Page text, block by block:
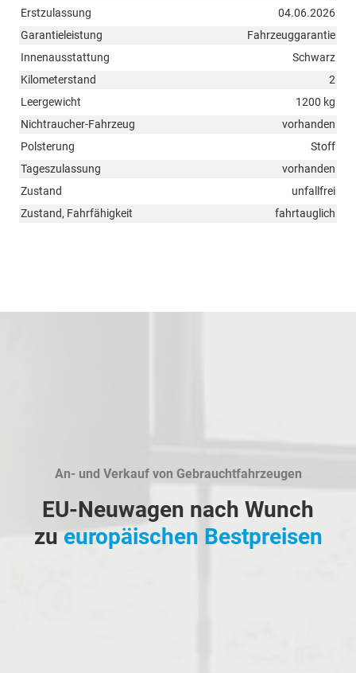
Erstzulassung
04.06.2026
Garantieleistung
Fahrzeuggarantie
Innenausstattung
Schwarz
Kilometerstand
2
Leergewicht
1200 kg
Nichtraucher-Fahrzeug
vorhanden
Polsterung
Stoff
Tageszulassung
vorhanden
Zustand
unfallfrei
Zustand, Fahrfähigkeit
fahrtauglich
An- und Verkauf von Gebrauchtfahrzeugen
EU-Neuwagen nach Wunch
zu europäischen Bestpreisen